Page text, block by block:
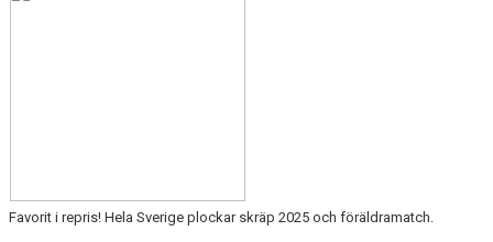
Favorit i repris! Hela Sverige plockar skräp 2025 och föräldramatch.